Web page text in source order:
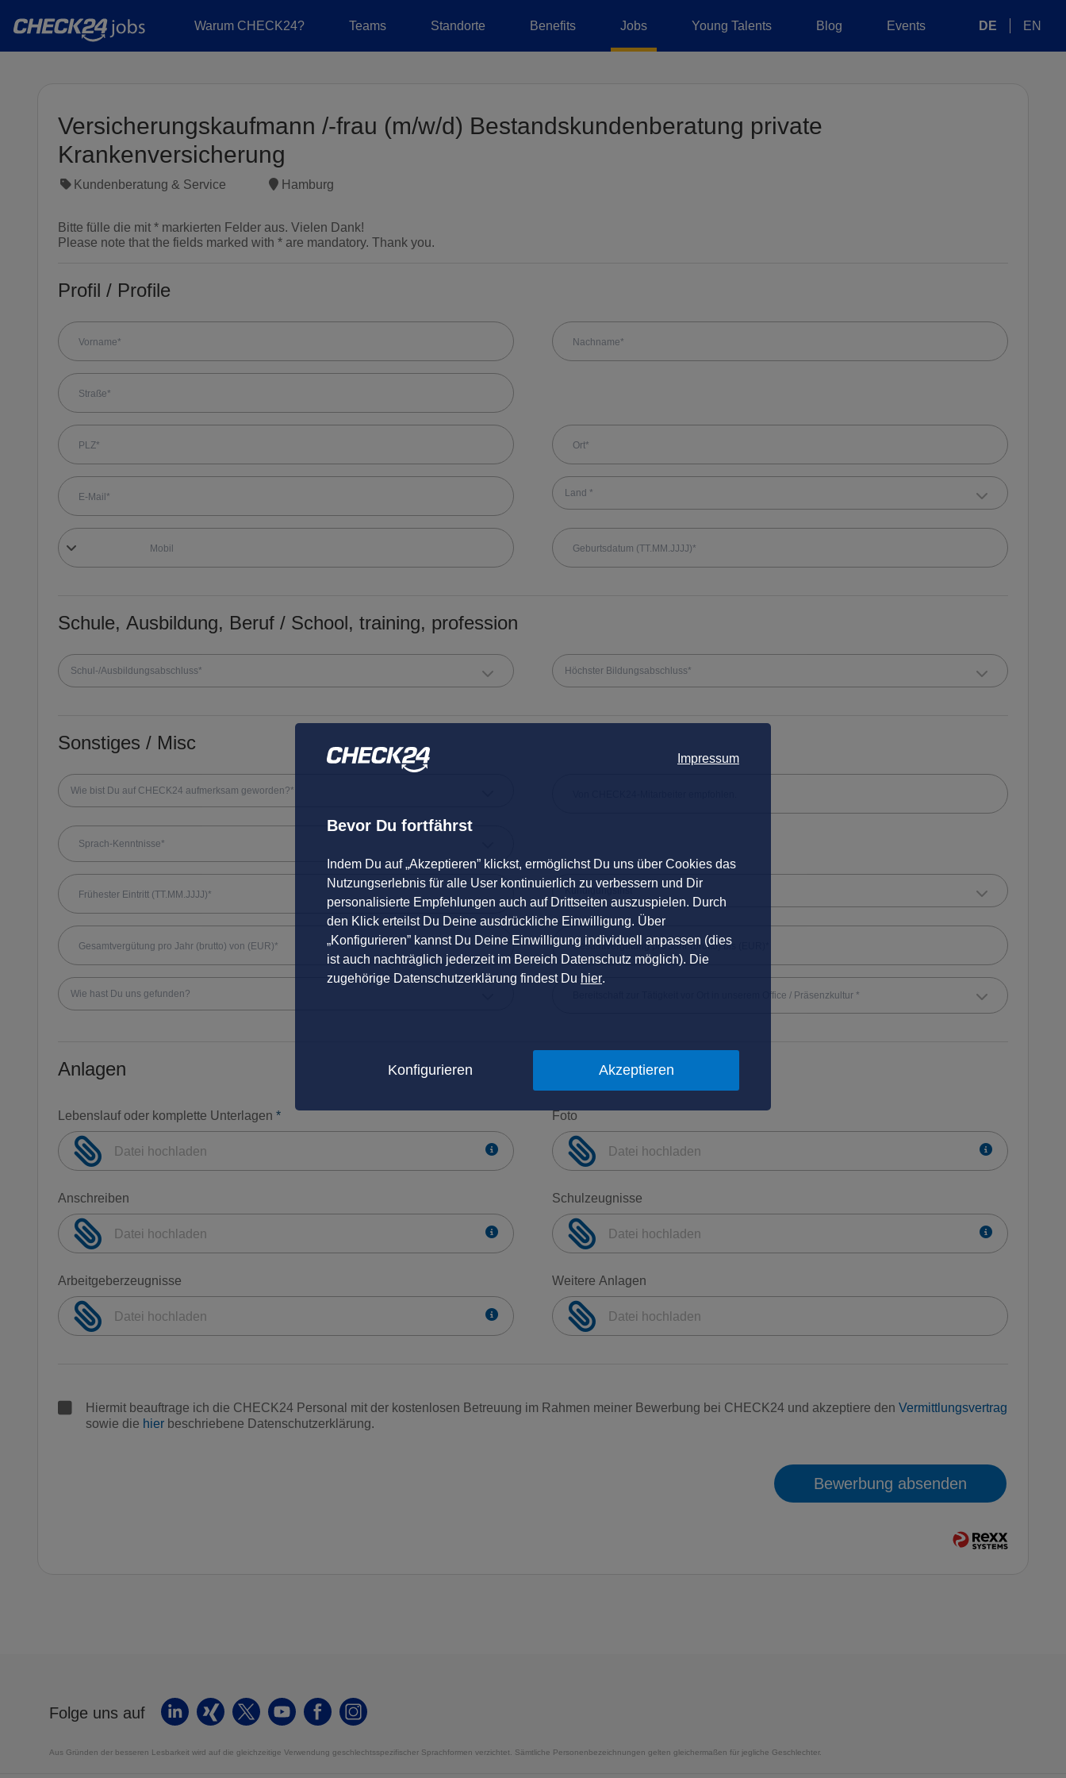
Warum CHECK24? Teams Standorte Benefits Jobs Young Talents Blog Events DE EN
Versicherungskaufmann /-frau (m/w/d) Bestandskundenberatung private
Krankenversicherung
Kundenberatung & Service Hamburg
Bitte fülle die mit * markierten Felder aus. Vielen Dank!
Please note that the fields marked with * are mandatory. Thank you.
Profil / Profile
Land *
Schule, Ausbildung, Beruf / School, training, profession
Schul-/Ausbildungsabschluss* Höchster Bildungsabschluss*
Sonstiges / Misc
Wie bist Du auf CHECK24 aufmerksam geworden?*
Sprach-Kenntnisse*
Kündigungsfrist
Wie hast Du uns gefunden? Bereitschaft zur Tätigkeit vor Ort in unserem Office / Präsenzkultur *
Anlagen
Lebenslauf oder komplette Unterlagen *
Datei hochladen
Foto
Datei hochladen
Anschreiben
Datei hochladen
Schulzeugnisse
Datei hochladen
Arbeitgeberzeugnisse
Datei hochladen
Weitere Anlagen
Datei hochladen
Hiermit beauftrage ich die CHECK24 Personal mit der kostenlosen Betreuung im Rahmen meiner Bewerbung bei CHECK24 und akzeptiere den Vermittlungsvertrag
sowie die hier beschriebene Datenschutzerklärung.
Bewerbung absenden
Folge uns auf
Aus Gründen der besseren Lesbarkeit wird auf die gleichzeitige Verwendung geschlechtsspezifischer Sprachformen verzichtet. Sämtliche Personenbezeichnungen gelten gleichermaßen für jegliche Geschlechter.
Impressum
Bevor Du fortfährst
Indem Du auf „Akzeptieren” klickst, ermöglichst Du uns über Cookies das
Nutzungserlebnis für alle User kontinuierlich zu verbessern und Dir
personalisierte Empfehlungen auch auf Drittseiten auszuspielen. Durch
den Klick erteilst Du Deine ausdrückliche Einwilligung. Über
„Konfigurieren” kannst Du Deine Einwilligung individuell anpassen (dies
ist auch nachträglich jederzeit im Bereich Datenschutz möglich). Die
zugehörige Datenschutzerklärung findest Du hier.
Konfigurieren Akzeptieren